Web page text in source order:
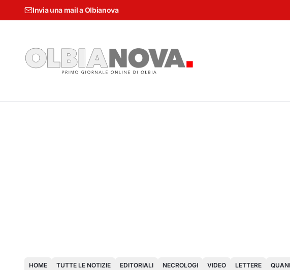
Invia una mail a Olbianova
HOME TUTTE LE NOTIZIE EDITORIALI NECROLOGI VIDEO LETTERE